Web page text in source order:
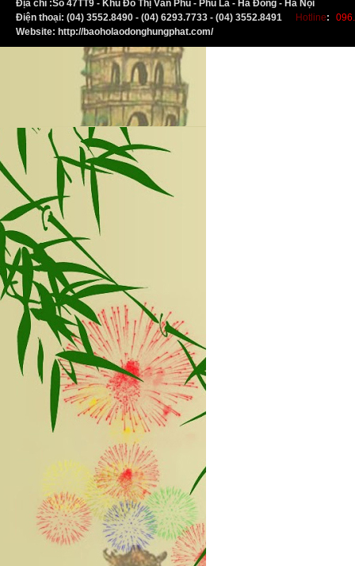
Địa chỉ :Số 47TT9 - Khu Đô Thị Văn Phú - Phú La - Hà Đông - Hà Nội
Điện thoại: (04) 3552.8490 - (04) 6293.7733 - (04) 3552.8491
Hotline:
Website: http://baoholaodonghungphat.com/